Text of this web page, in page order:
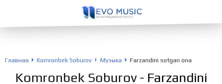
Главная Komronbek Soburov Музыка Farzandini sotgan ona
Komronbek Soburov- Farzandini